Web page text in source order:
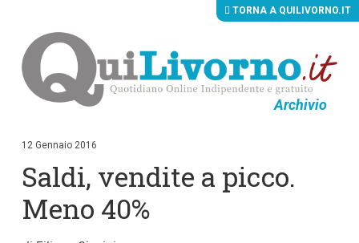
Archivio
i
i
c
t
TORNA A QUILIVORNO.IT
12 Gennaio 2016
Saldi, vendite a picco.
Meno 40%